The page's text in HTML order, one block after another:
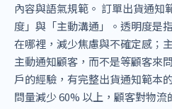
內容與語氣規範。 訂單出貨通知
度」與「主動溝通」。透明度是
在哪裡，減少焦慮與不確定感；
主動通知顧客，而不是等顧客來
戶的經驗，有完整出貨通知範本
問量減少 60% 以上，顧客對物